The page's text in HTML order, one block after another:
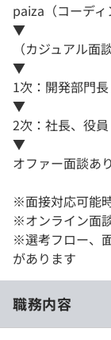
paiza（コーディ
▼
（カジュアル面
▼
1次：開発部門長
▼
2次：社長、役員
▼
オファー面談あ
※面接対応可能
※オンライン面
※選考フロー、
があります
職務内容